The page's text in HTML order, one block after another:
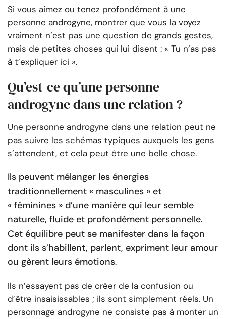
Si vous aimez ou tenez profondément à une
personne androgyne, montrer que vous la voyez
vraiment n’est pas une question de grands gestes,
mais de petites choses qui lui disent : « Tu n’as pas
à t’expliquer ici ».
Qu’est-ce qu’une personne
androgyne dans une relation ?
Une personne androgyne dans une relation peut ne
pas suivre les schémas typiques auxquels les gens
s’attendent, et cela peut être une belle chose.
Ils peuvent mélanger les énergies
traditionnellement « masculines » et
« féminines » d’une manière qui leur semble
naturelle, fluide et profondément personnelle.
Cet équilibre peut se manifester dans la façon
dont ils s’habillent, parlent, expriment leur amour
ou gèrent leurs émotions.
Ils n’essayent pas de créer de la confusion ou
d’être insaisissables ; ils sont simplement réels. Un
personnage androgyne ne consiste pas à monter un